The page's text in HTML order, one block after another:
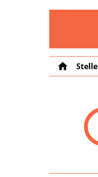
home